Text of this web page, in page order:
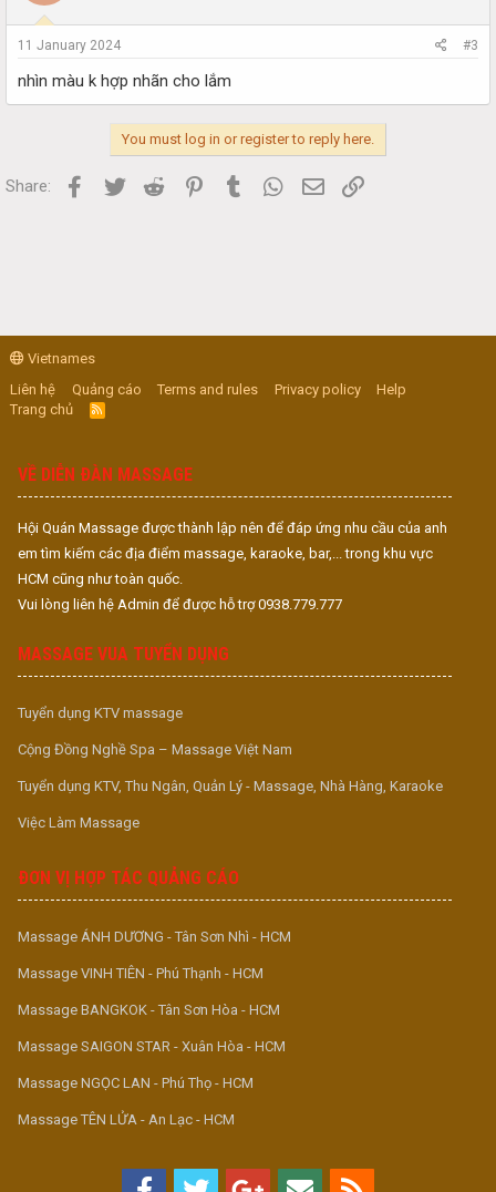
11 January 2024 #3
nhìn màu k hợp nhãn cho lắm
You must log in or register to reply here.
Share: Facebook
Twitter Reddit PinterestTumblr WhatsApp
Email
Vietnames
Liên hệ
Quảng cáo Terms and rules Privacy policy
Help
Trang chủ
R
S
VỀ DIỄN ĐÀN MASSAGE
Hội Quán Massage được thành lập nên để đáp ứng nhu cầu của anh
em tìm kiếm các địa điểm massage, karaoke, bar,... trong khu vực
HCM cũng như toàn quốc.
Vui lòng liên hệ Admin để được hỗ trợ 0938.779.777
MASSAGE VUA TUYỂN DỤNG
Tuyển dụng KTV massage
Cộng Đồng Nghề Spa – Massage Việt Nam
Tuyển dụng KTV, Thu Ngân, Quản Lý - Massage, Nhà Hàng, Karaoke
Việc Làm Massage
ĐƠN VỊ HỢP TÁC QUẢNG CÁO
Massage ÁNH DƯƠNG - Tân Sơn Nhì - HCM
Massage VINH TIÊN - Phú Thạnh - HCM
Massage BANGKOK - Tân Sơn Hòa - HCM
Massage SAIGON STAR - Xuân Hòa - HCM
Massage NGỌC LAN - Phú Thọ - HCM
Massage TÊN LỬA - An Lạc - HCM